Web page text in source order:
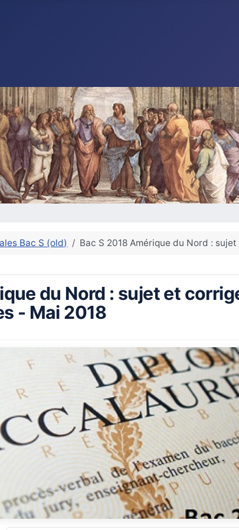
Bac S (old) Bac S 2018 Amérique du Nord :
du Nord : sujet et
- Mai 2018